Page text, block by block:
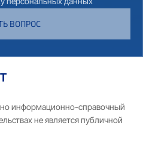
ВОПРОС
информационно-справочный
не является публичной